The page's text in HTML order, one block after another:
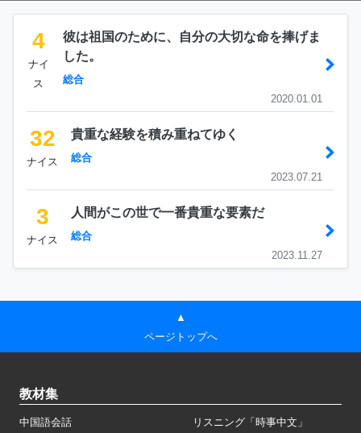
4
ナイ
ス
彼は祖国のために、自分の大切な命を捧げま
した。
総合
2020.01.01
32
ナイス
貴重な経験を積み重ねてゆく
総合
2023.07.21
3
ナイス
人間がこの世で一番貴重な要素だ
総合
2023.11.27
▲
ページトップへ
教材集
中国語会話
リスニング「時事中文」